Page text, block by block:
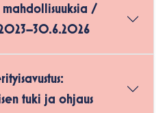
/
tuki ja ohjaus